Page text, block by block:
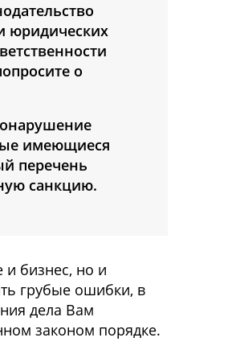
юридических
о
имеющиеся
перечень
санкцию.
и бизнес, но и
грубые ошибки, в
дела Вам
законом порядке.